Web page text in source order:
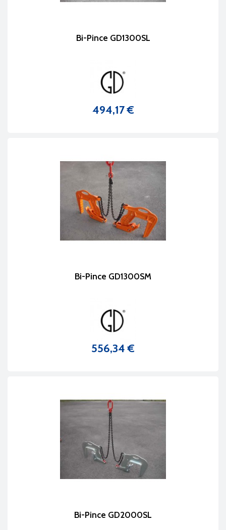
Bi-Pince GD1300SL
Prix
494,17 €
Bi-Pince GD1300SM
Prix
556,34 €
Bi-Pince GD2000SL